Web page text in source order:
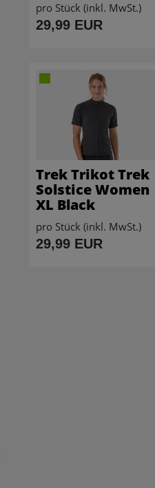
pro Stück (inkl. MwSt.)
29,99 EUR
Trek Trikot Trek
Solstice Women
XL Black
pro Stück (inkl. MwSt.)
29,99 EUR